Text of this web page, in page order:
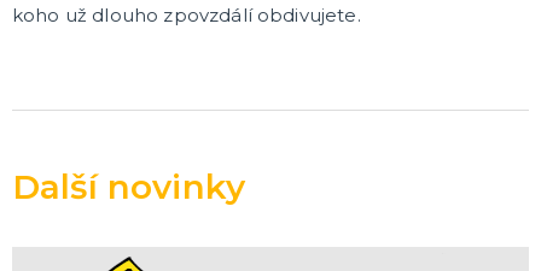
koho už dlouho zpovzdálí obdivujete.
Další novinky